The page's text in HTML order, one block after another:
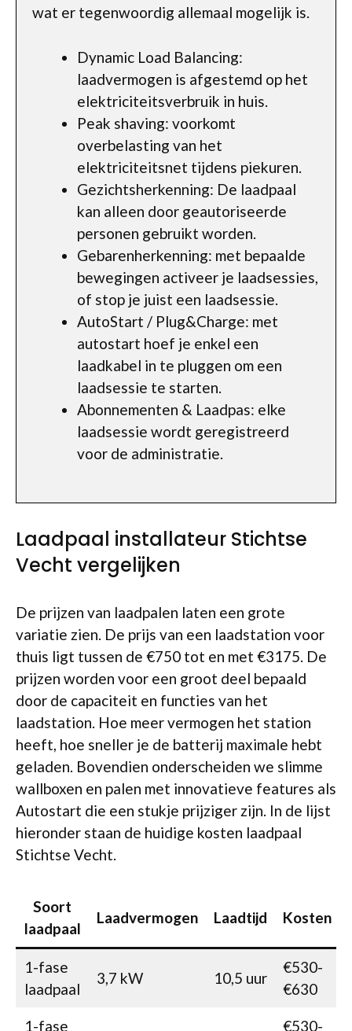
wat er tegenwoordig allemaal mogelijk is.
Dynamic Load Balancing:
laadvermogen is afgestemd op het
elektriciteitsverbruik in huis.
Peak shaving: voorkomt
overbelasting van het
elektriciteitsnet tijdens piekuren.
Gezichtsherkenning: De laadpaal
kan alleen door geautoriseerde
personen gebruikt worden.
Gebarenherkenning: met bepaalde
bewegingen activeer je laadsessies,
of stop je juist een laadsessie.
AutoStart / Plug&Charge: met
autostart hoef je enkel een
laadkabel in te pluggen om een
laadsessie te starten.
Abonnementen & Laadpas: elke
laadsessie wordt geregistreerd
voor de administratie.
Laadpaal installateur Stichtse
Vecht vergelijken
De prijzen van laadpalen laten een grote
variatie zien. De prijs van een laadstation voor
thuis ligt tussen de €750 tot en met €3175. De
prijzen worden voor een groot deel bepaald
door de capaciteit en functies van het
laadstation. Hoe meer vermogen het station
heeft, hoe sneller je de batterij maximale hebt
geladen. Bovendien onderscheiden we slimme
wallboxen en palen met innovatieve features als
Autostart die een stukje prijziger zijn. In de lijst
hieronder staan de huidige kosten laadpaal
Stichtse Vecht.
Soort
laadpaal
Laadvermogen Laadtijd Kosten
1-fase
laadpaal
3,7 kW 10,5 uur
€530-
€630
1-fase €530-